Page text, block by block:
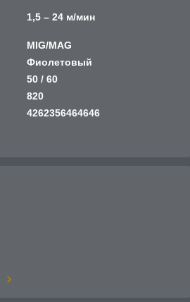
1,5 – 24 м/мин
MIG/MAG
Фиолетовый
50 / 60
820
4262356464646